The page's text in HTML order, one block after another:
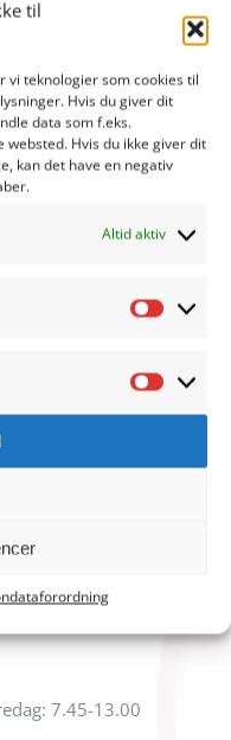
til
vi teknologier som cookies til
Hvis du giver dit
data som f.eks.
Hvis du ikke giver dit
kan det have en negativ
Altid aktiv
7.45-13.00